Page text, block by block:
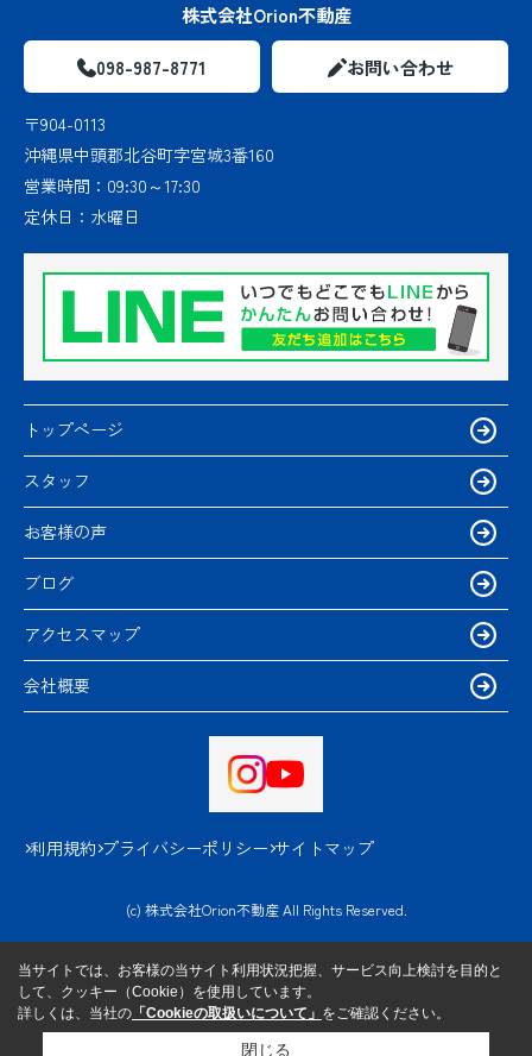
株式会社Orion不動産
098-987-8771 お問い合わせ
〒904-0113
沖縄県中頭郡北谷町字宮城3番160
営業時間： 09:30～17:30
定休日： 水曜日
トップページ
スタッフ
お客様の声
ブログ
アクセスマップ
会社概要
利用規約 プライバシーポリシー サイトマップ
(c) 株式会社Orion不動産 All Rights Reserved.
当サイトでは、お客様の当サイト利用状況把握、サービス向上検討を目的と
して、クッキー（Cookie）を使用しています。
詳しくは、当社の 「Cookieの取扱いについて」 をご確認ください。
閉じる